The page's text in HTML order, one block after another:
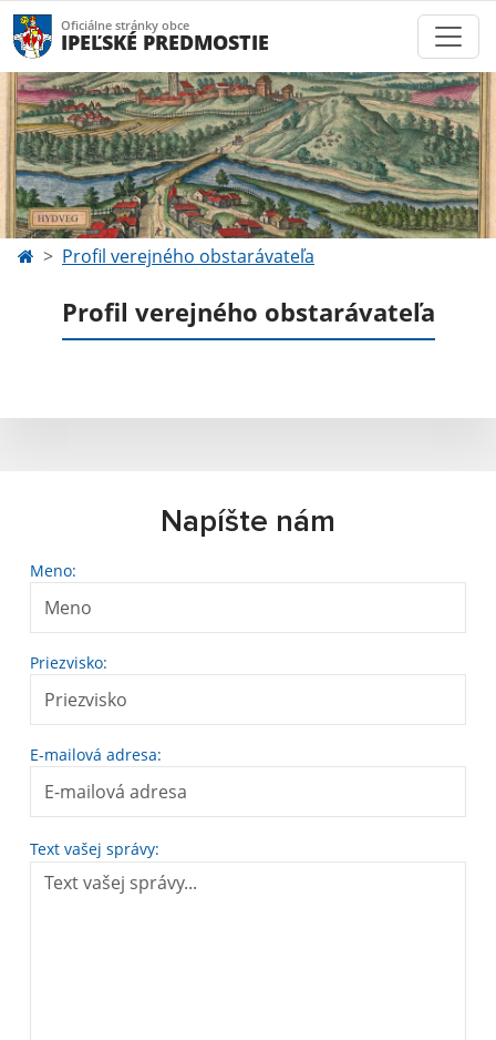
Oficiálne stránky obce
IPEĽSKÉ PREDMOSTIE
Profil verejného obstarávateľa
Profil verejného obstarávateľa
Napíšte nám
Meno:
Priezvisko:
E-mailová adresa:
Text vašej správy: